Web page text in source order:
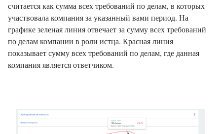
считается как сумма всех требований по делам, в которых
участвовала компания за указанный вами период. На
графике зеленая линия отвечает за сумму всех требований
по делам компании в роли истца. Красная линия
показывает сумму всех требований по делам, где данная
компания является ответчиком.